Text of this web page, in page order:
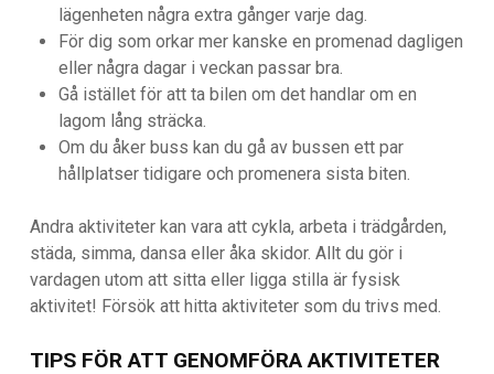
lägenheten några extra gånger varje dag.
För dig som orkar mer kanske en promenad dagligen
eller några dagar i veckan passar bra.
Gå istället för att ta bilen om det handlar om en
lagom lång sträcka.
Om du åker buss kan du gå av bussen ett par
hållplatser tidigare och promenera sista biten.
Andra aktiviteter kan vara att cykla, arbeta i trädgården,
städa, simma, dansa eller åka skidor. Allt du gör i
vardagen utom att sitta eller ligga stilla är fysisk
aktivitet! Försök att hitta aktiviteter som du trivs med.
TIPS FÖR ATT GENOMFÖRA AKTIVITETER